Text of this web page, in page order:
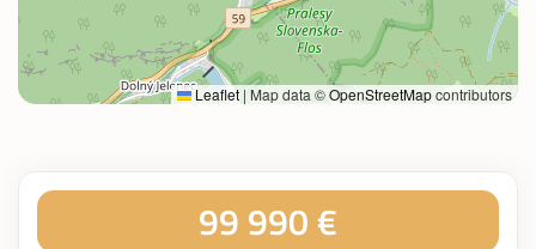
Leaflet | Map data ©OpenStreetMapcontributors
99 990 €